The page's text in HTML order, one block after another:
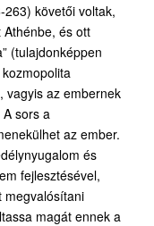
követői voltak,
és ott
(tulajdonképpen
vagyis az embernek
sors a
az ember.
és
fejlesztésével,
megvalósítani
magát ennek a